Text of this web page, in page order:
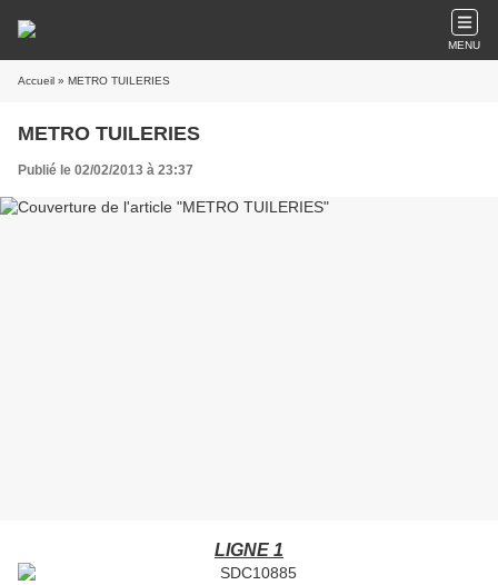
MENU
Accueil » METRO TUILERIES
METRO TUILERIES
Publié le 02/02/2013 à 23:37
LIGNE 1